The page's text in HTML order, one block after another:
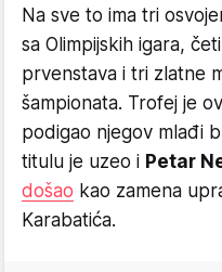
Na sve to ima tri
sa Olimpijskih igara,
prvenstava i tri zlatne
šampionata. Trofej je
podigao njegov mlađi
titulu je uzeo i Petar
došao kao zamena
Karabatića.